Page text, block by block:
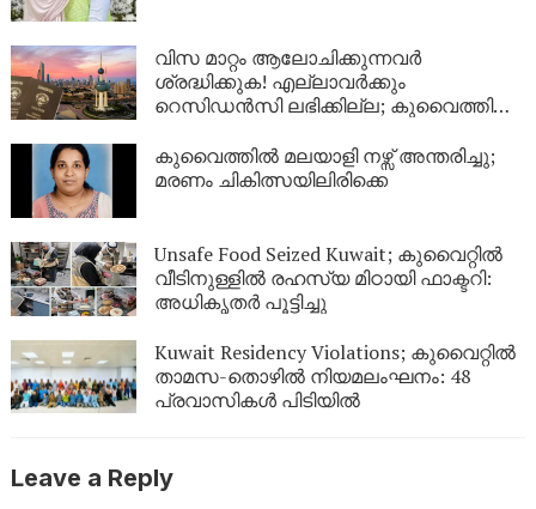
വിസ മാറ്റം ആലോചിക്കുന്നവർ
ശ്രദ്ധിക്കുക! എല്ലാവർക്കും
റെസിഡൻസി ലഭിക്കില്ല; കുവൈത്തിന്റെ
കുവൈത്തിൽ മലയാളി നഴ്സ് അന്തരിച്ചു;
മരണം ചികിത്സയിലിരിക്കെ
Unsafe Food Seized Kuwait; കുവൈറ്റിൽ
വീടിനുള്ളിൽ രഹസ്യ മിഠായി ഫാക്ടറി:
അധികൃതർ പൂട്ടിച്ചു
Kuwait Residency Violations; കുവൈറ്റിൽ
താമസ-തൊഴിൽ നിയമലംഘനം: 48
പ്രവാസികൾ പിടിയിൽ
Leave a Reply